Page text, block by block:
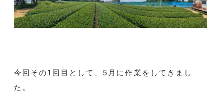
今回その1回目として、5月に作業をしてきまし
た。